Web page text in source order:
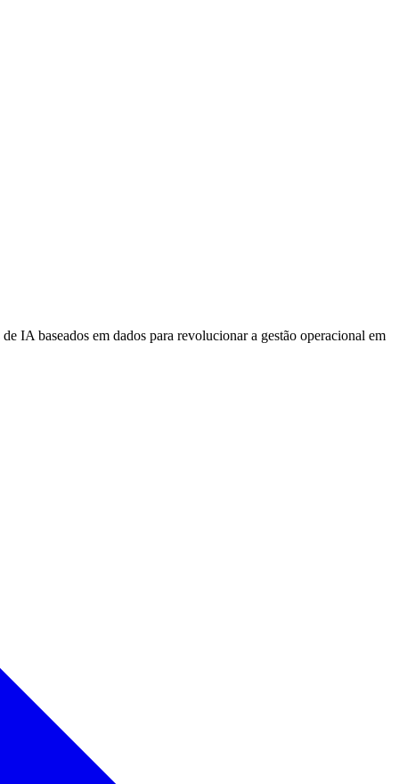
IA baseados em dados para revolucionar a gestão operacional em